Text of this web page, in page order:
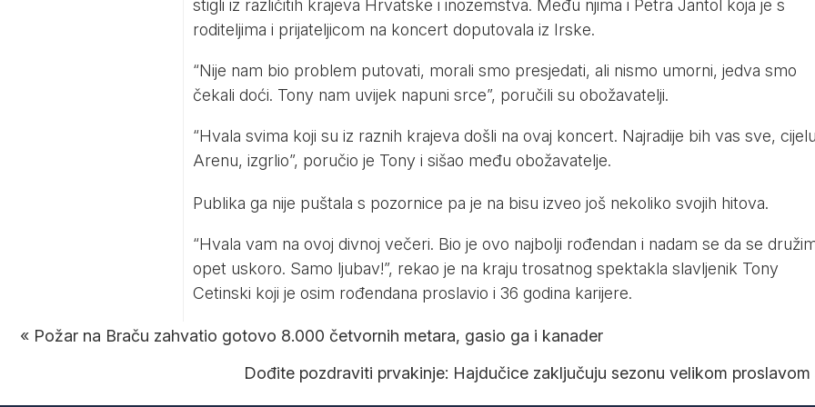
stigli iz različitih krajeva Hrvatske i inozemstva. Među njima i Petra Jantol koja je s
roditeljima i prijateljicom na koncert doputovala iz Irske.
“Nije nam bio problem putovati, morali smo presjedati, ali nismo umorni, jedva smo
čekali doći. Tony nam uvijek napuni srce”, poručili su obožavatelji.
“Hvala svima koji su iz raznih krajeva došli na ovaj koncert. Najradije bih vas sve, cijelu
Arenu, izgrlio”, poručio je Tony i sišao među obožavatelje.
Publika ga nije puštala s pozornice pa je na bisu izveo još nekoliko svojih hitova.
“Hvala vam na ovoj divnoj večeri. Bio je ovo najbolji rođendan i nadam se da se
opet uskoro. Samo ljubav!”, rekao je na kraju trosatnog spektakla slavljenik Tony
Cetinski koji je osim rođendana proslavio i 36 godina karijere.
« Požar na Braču zahvatio gotovo 8.000 četvornih metara, gasio ga i kanader
Dođite pozdraviti prvakinje: Hajdučice zaključuju sezonu velikom proslavom